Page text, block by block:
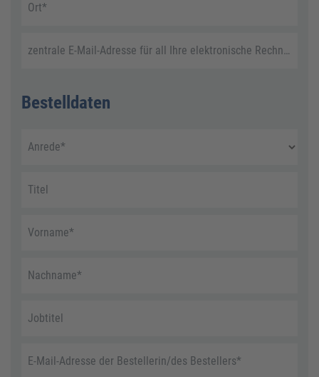
Ort*
zentrale E-Mail-Adresse für all Ihre elektronische Rechnungen
Bestelldaten
Anrede*
Titel
Vorname*
Nachname*
Jobtitel
E-Mail-Adresse der Bestellerin/des Bestellers*